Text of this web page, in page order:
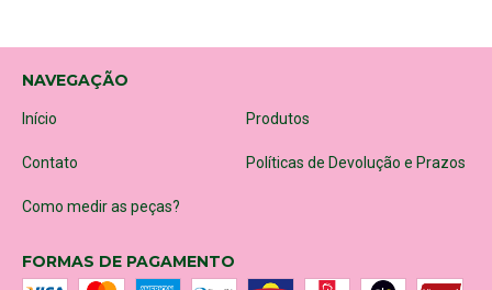
NAVEGAÇÃO
Início Produtos
Contato Políticas de Devolução e Prazos
Como medir as peças?
FORMAS DE PAGAMENTO